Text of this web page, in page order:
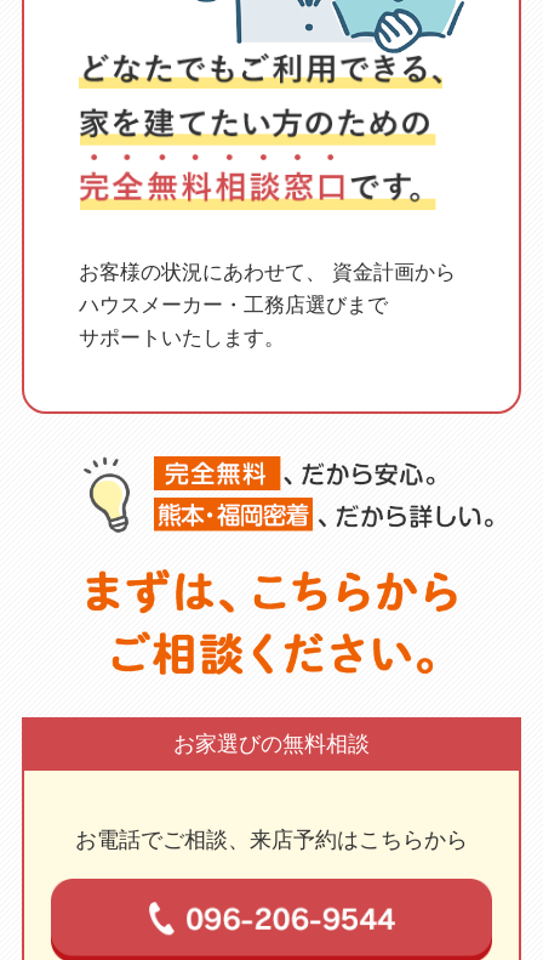
お客様の状況にあわせて、
資金計画から
ハウスメーカー・工務店選びまで
サポートいたします。
お家選びの無料相談
お電話でご相談、来店予約はこちらから